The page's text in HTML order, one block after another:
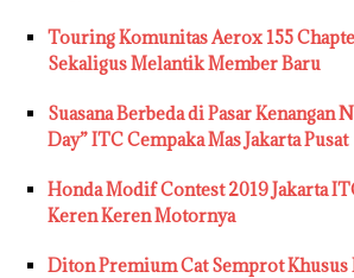
Touring Komunitas Aerox 155
Sekaligus Melantik Member Baru
Suasana Berbeda di Pasar Kenangan
Day” ITC Cempaka Mas Jakarta Pusat
Honda Modif Contest 2019 Jakarta
Keren Keren Motornya
Diton Premium Cat Semprot